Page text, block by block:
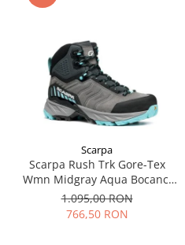
Scarpa
Scarpa Rush Trk Gore-Tex
Wmn Midgray Aqua Bocanci
Drumetie Femei
1.095,00 RON
766,50 RON